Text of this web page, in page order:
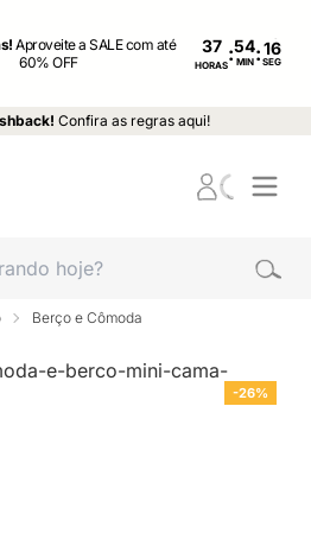
Aproveite a SALE com até
60% OFF
37
HORAS: MIN : SEG
Confira as regras aqui!
Berço e Cômoda
-26%